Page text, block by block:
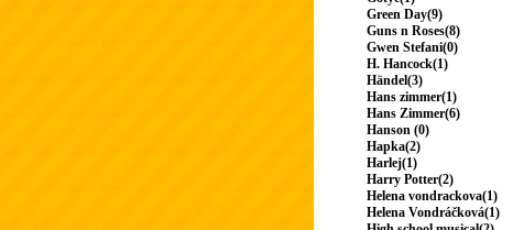
Green Day(9)
Guns n Roses(8)
Gwen Stefani(0)
H. Hancock(1)
Händel(3)
Hans zimmer(1)
Hans Zimmer(6)
Hanson (0)
Hapka(2)
Harlej(1)
Harry Potter(2)
Helena vondrackova(1)
Helena Vondráčková(1)